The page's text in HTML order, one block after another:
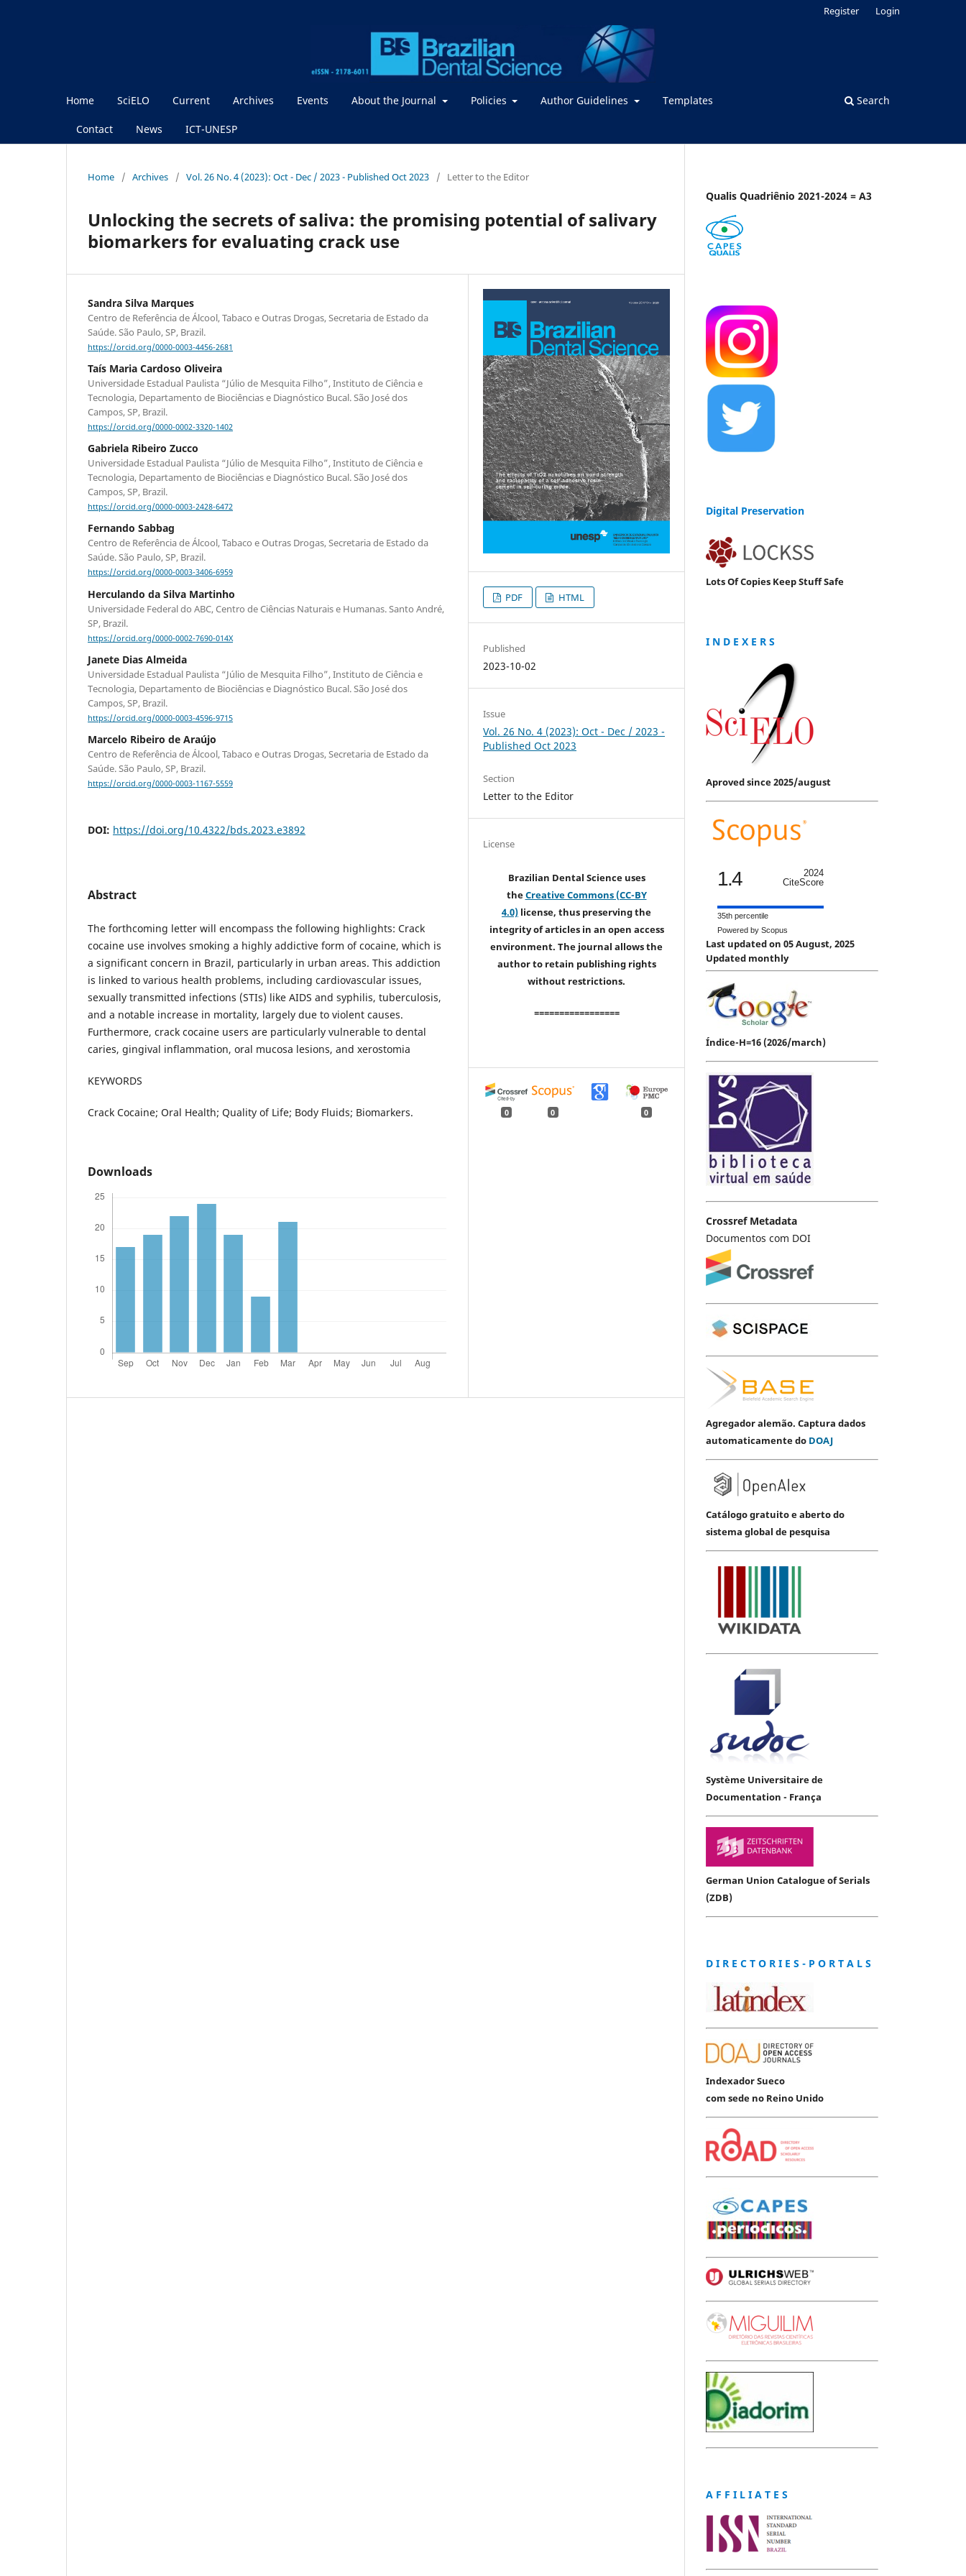
Home SciELO Current Archives Events About the Journal Policies Author Guidelines Templates
Contact News ICT-UNESP
Search
Register Login
Home / Archives / Vol. 26 No. 4 (2023): Oct - Dec / 2023 - Published Oct 2023 / Letter to the Editor
Unlocking the secrets of saliva: the promising potential of salivary
biomarkers for evaluating crack use
Sandra Silva Marques
Centro de Referência de Álcool, Tabaco e Outras Drogas, Secretaria de Estado da
Saúde. São Paulo, SP, Brazil.
https://orcid.org/0000-0003-4456-2681
Taís Maria Cardoso Oliveira
Universidade Estadual Paulista “Júlio de Mesquita Filho”, Instituto de Ciência e
Tecnologia, Departamento de Biociências e Diagnóstico Bucal. São José dos
Campos, SP, Brazil.
https://orcid.org/0000-0002-3320-1402
Gabriela Ribeiro Zucco
Universidade Estadual Paulista “Júlio de Mesquita Filho”, Instituto de Ciência e
Tecnologia, Departamento de Biociências e Diagnóstico Bucal. São José dos
Campos, SP, Brazil.
https://orcid.org/0000-0003-2428-6472
Fernando Sabbag
Centro de Referência de Álcool, Tabaco e Outras Drogas, Secretaria de Estado da
Saúde. São Paulo, SP, Brazil.
https://orcid.org/0000-0003-3406-6959
Herculando da Silva Martinho
Universidade Federal do ABC, Centro de Ciências Naturais e Humanas. Santo André,
SP, Brazil.
https://orcid.org/0000-0002-7690-014X
Janete Dias Almeida
Universidade Estadual Paulista “Júlio de Mesquita Filho”, Instituto de Ciência e
Tecnologia, Departamento de Biociências e Diagnóstico Bucal. São José dos
Campos, SP, Brazil.
https://orcid.org/0000-0003-4596-9715
Marcelo Ribeiro de Araújo
Centro de Referência de Álcool, Tabaco e Outras Drogas, Secretaria de Estado da
Saúde. São Paulo, SP, Brazil.
https://orcid.org/0000-0003-1167-5559
DOI: https://doi.org/10.4322/bds.2023.e3892
Abstract
The forthcoming letter will encompass the following highlights: Crack
cocaine use involves smoking a highly addictive form of cocaine, which is
a significant concern in Brazil, particularly in urban areas. This addiction
is linked to various health problems, including cardiovascular issues,
sexually transmitted infections (STIs) like AIDS and syphilis, tuberculosis,
and a notable increase in mortality, largely due to violent causes.
Furthermore, crack cocaine users are particularly vulnerable to dental
caries, gingival inflammation, oral mucosa lesions, and xerostomia
KEYWORDS
Crack Cocaine; Oral Health; Quality of Life; Body Fluids; Biomarkers.
Downloads
PDF HTML
Published
2023-10-02
Issue
Vol. 26 No. 4 (2023): Oct - Dec / 2023 -
Published Oct 2023
Section
Letter to the Editor
License
Brazilian Dental Science uses
theCreative Commons (CC-BY
4.0) license, thus preserving the
integrity of articles in an open access
environment. The journal allows the
author to retain publishing rights
without restrictions.
=================
0 0 0
Qualis Quadriênio 2021-2024 = A3
Digital Preservation
Lots Of Copies Keep Stuff Safe
I N D E X E R S
Aproved since 2025/august
1.4
2024
CiteScore
35th percentile
Powered by Scopus
Last updated on 05 August, 2025
Updated monthly
Índice-H=16 (2026/march)
Crossref Metadata
Documentos com DOI
Agregador alemão. Captura dados
automaticamente do DOAJ
Catálogo gratuito e aberto do
sistema global de pesquisa
Système Universitaire de
Documentation - França
German Union Catalogue of Serials
(ZDB)
D I R E C T O R I E S - P O R T A L S
Indexador Sueco
com sede no Reino Unido
A F F I L I A T E S